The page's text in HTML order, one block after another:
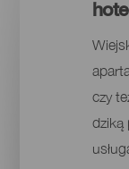
czy
dziką